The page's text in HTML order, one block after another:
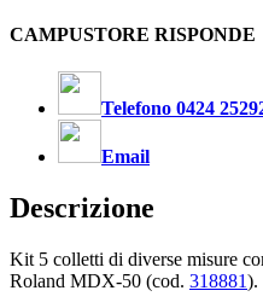
CAMPUSTORE RISPONDE
Telefono 0424
Email
Descrizione
Kit 5 colletti di diverse misure
Roland MDX-50 (cod. 318881).